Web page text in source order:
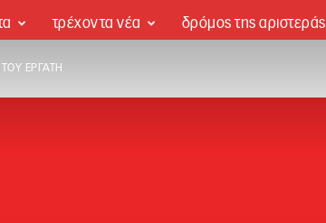
τρέχοντα νέα δρόμος της αριστεράς
ΕΡΓΆΤΗ